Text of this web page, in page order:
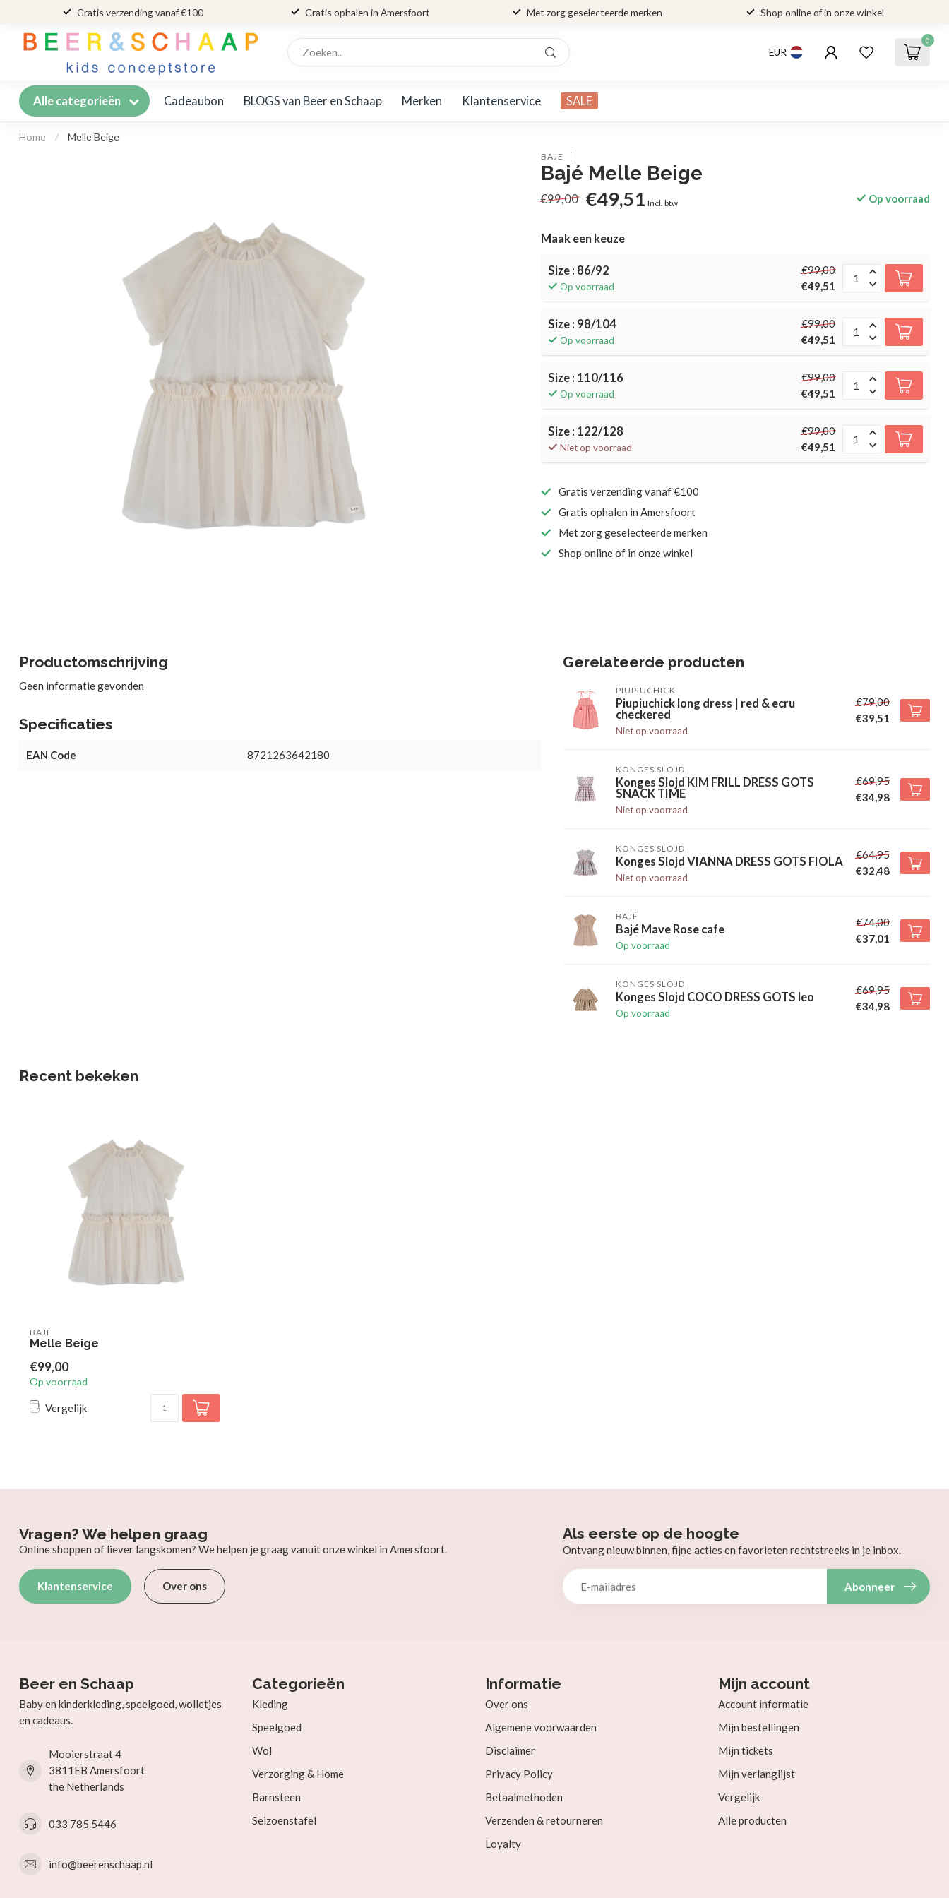
Gratis verzending vanaf €100 Gratis ophalen in Amersfoort Met zorg geselecteerde merken Shop online of in onze winkel
EUR
0
Alle categorieën Cadeaubon BLOGS van Beer en Schaap Merken Klantenservice SALE
Home / Melle Beige
BAJÉ
Bajé Melle Beige
€99,00 €49,51 Incl. btw Op voorraad
Maak een keuze
Size : 86/92
Op voorraad
€99,00
€49,51
Size : 98/104
Op voorraad
€99,00
€49,51
Size : 110/116
Op voorraad
€99,00
€49,51
Size : 122/128
Niet op voorraad
€99,00
€49,51
Gratis verzending vanaf €100
Gratis ophalen in Amersfoort
Met zorg geselecteerde merken
Shop online of in onze winkel
Productomschrijving
Geen informatie gevonden
Specificaties
EAN Code 8721263642180
Gerelateerde producten
PIUPIUCHICK
Piupiuchick long dress | red & ecru
checkered
Niet op voorraad
€79,00
€39,51
KONGES SLOJD
Konges Slojd KIM FRILL DRESS GOTS
SNACK TIME
Niet op voorraad
€69,95
€34,98
KONGES SLOJD
Konges Slojd VIANNA DRESS GOTS FIOLA
Niet op voorraad
€64,95
€32,48
BAJÉ
Bajé Mave Rose cafe
Op voorraad
€74,00
€37,01
KONGES SLOJD
Konges Slojd COCO DRESS GOTS leo
Op voorraad
€69,95
€34,98
Recent bekeken
BAJÉ
Melle Beige
€99,00
Op voorraad
Vergelijk
Vragen? We helpen graag
Online shoppen of liever langskomen? We helpen je graag vanuit onze winkel in Amersfoort.
Klantenservice Over ons
Als eerste op de hoogte
Ontvang nieuw binnen, fijne acties en favorieten rechtstreeks in je inbox.
Abonneer
Beer en Schaap
Baby en kinderkleding, speelgoed, wolletjes
en cadeaus.
Mooierstraat 4
3811EB Amersfoort
the Netherlands
033 785 5446
info@beerenschaap.nl
Categorieën
Kleding
Speelgoed
Wol
Verzorging & Home
Barnsteen
Seizoenstafel
Informatie
Over ons
Algemene voorwaarden
Disclaimer
Privacy Policy
Betaalmethoden
Verzenden & retourneren
Loyalty
Mijn account
Account informatie
Mijn bestellingen
Mijn tickets
Mijn verlanglijst
Vergelijk
Alle producten